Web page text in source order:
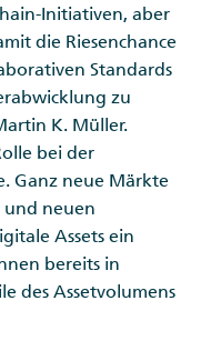
Initiativen, aber
die Riesenchance
Standards
zu
K. Müller.
bei der
Ganz neue Märkte
neuen
Assets ein
bereits in
des Assetvolumens